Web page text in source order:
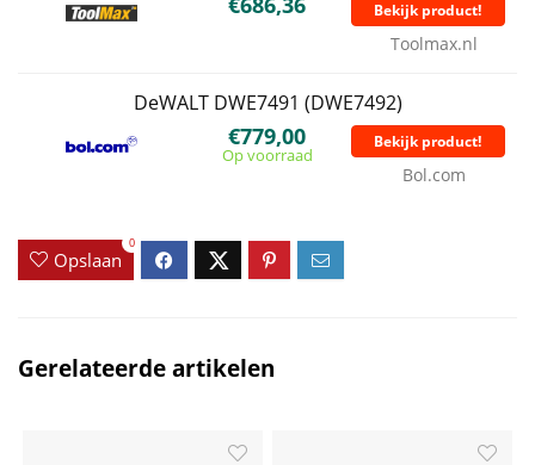
Bekijk product!
Toolmax.nl
DeWALT DWE7491 (DWE7492)
€779,00
Op voorraad
Bekijk product!
Bol.com
Opslaan
0
Gerelateerde artikelen